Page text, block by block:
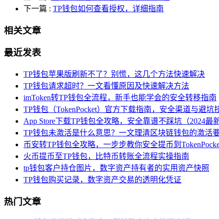
下一篇 : TP钱包如何查看授权，详细指南
相关文章
最近发表
TP钱包苹果版刷新不了？别慌，这几个方法快速解决
TP钱包请求超时？一文看懂原因及快速解决方法
imToken转TP钱包全流程，新手也能学会的安全转移指南
TP钱包（TokenPocket）官方下载指南，安全渠道与避坑
App Store下载TP钱包全攻略，安全靠谱不踩坑（2024最
TP钱包未激活是什么意思？一文理清区块链钱包的激活
币安转TP钱包全攻略，一步步教你安全提币到
火币提币至TP钱包，比特币转账全流程实操指南
tp钱包客户持仓图片，数字资产持有者的实用资产快照
TP钱包购买记录，数字资产交易的透明化凭证
热门文章